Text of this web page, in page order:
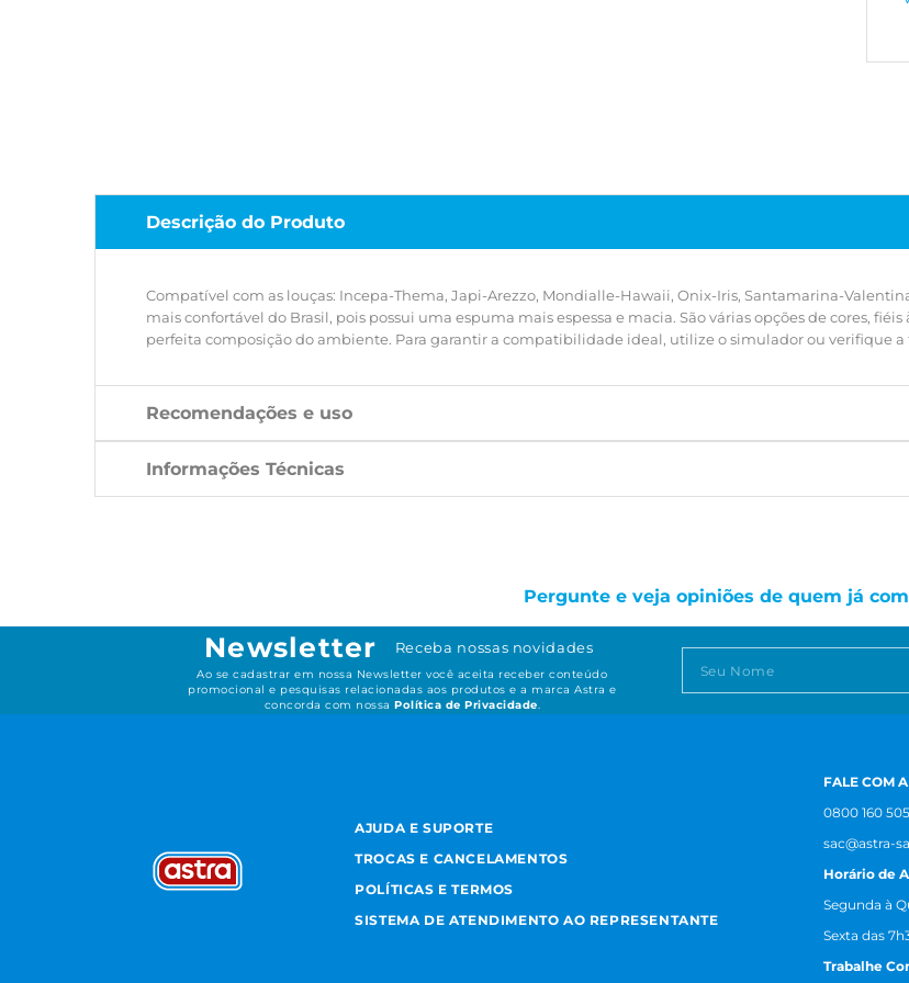
Descrição do Produto
Compatível com as louças: Incepa-Thema, Japi-Arezzo, Mondialle-Hawaii, Onix-Iris, Santamarina-
mais confortável do Brasil, pois possui uma espuma mais espessa e macia. São várias opções de cores,
perfeita composição do ambiente. Para garantir a compatibilidade ideal, utilize o simulador ou verifique
Recomendações e uso
Informações Técnicas
Pergunte e veja opiniões de quem já
Newsletter Receba nossas novidades
Ao se cadastrar em nossa Newsletter você aceita receber conteúdo
promocional e pesquisas relacionadas aos produtos e a marca Astra e
concorda com nossaPolítica de Privacidade.
AJUDA E SUPORTE
TROCAS E CANCELAMENTOS
POLÍTICAS E TERMOS
SISTEMA DE ATENDIMENTO AO REPRESENTANTE
FALE COM
0800 160
sac@astra-
Horário de
Segunda à
Sexta das
Trabalhe